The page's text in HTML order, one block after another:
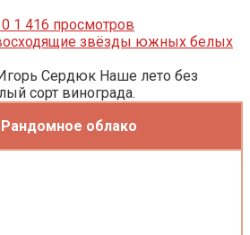
0 1 416 просмотров
звёзды южных белых
Сердюк Наше лето без
сорт винограда.
Рандомное облако